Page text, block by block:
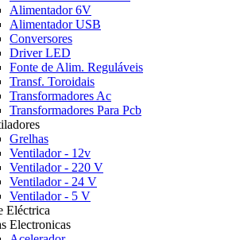
Alimentador 6V
Alimentador USB
Conversores
Driver LED
Fonte de Alim. Reguláveis
Transf. Toroidais
Transformadores Ac
Transformadores Para Pcb
Grelhas
Ventilador - 12v
Ventilador - 220 V
Ventilador - 24 V
Ventilador - 5 V
Eléctrica
Electronicas